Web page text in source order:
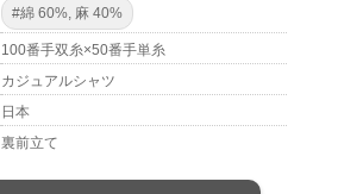
#綿 60%, 麻 40%
100番手双糸×50番手単糸
カジュアルシャツ
日本
裏前立て